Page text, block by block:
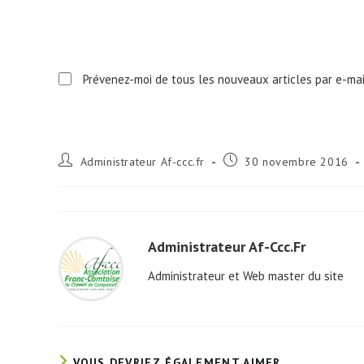
Prévenez-moi de tous les nouveaux articles par e-
Auteur/autrice
Administrateur Af-ccc.fr
Publication
30 novembre 2016
Administrateur Af-Ccc.fr
Administrateur et Web master du site